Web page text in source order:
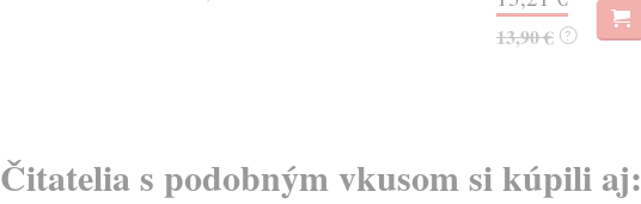
13,90 € ?
Čitatelia s podobným vkusom si kúpili aj: